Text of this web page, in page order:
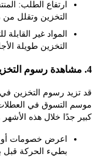
ارتفاع الطلب: المنتجات
التخزين وتقلل من رسوم
المواد غير القابلة للتلف:
التخزين طويلة الأجل
رسوم التخزين في
في العطلات. خطط
خلال هذه الأشهر و:
اعرض خصومات أو قم
بطيء الحركة قبل بدء